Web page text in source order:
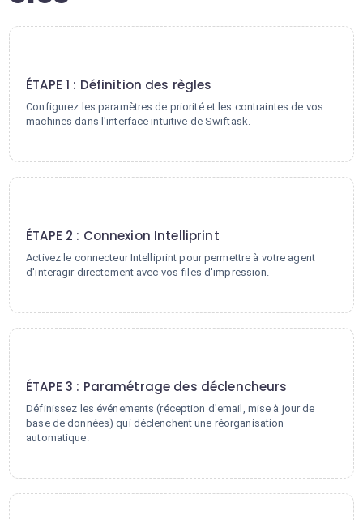
ÉTAPE 1 : Définition des règles
Configurez les paramètres de priorité et les contraintes de vos
machines dans l'interface intuitive de Swiftask.
ÉTAPE 2 : Connexion Intelliprint
Activez le connecteur Intelliprint pour permettre à votre agent
d'interagir directement avec vos files d'impression.
ÉTAPE 3 : Paramétrage des déclencheurs
Définissez les événements (réception d'email, mise à jour de
base de données) qui déclenchent une réorganisation
automatique.